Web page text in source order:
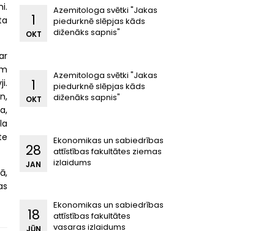
Azemitologa svētki "Jakas
piedurknē slēpjas kāds
diženāks sapnis"
1
OKT
Azemitologa svētki "Jakas
piedurknē slēpjas kāds
diženāks sapnis"
1
OKT
Ekonomikas un sabiedrības
attīstības fakultātes ziemas
izlaidums
28
JAN
Ekonomikas un sabiedrības
attīstības fakultātes
vasaras izlaidums
18